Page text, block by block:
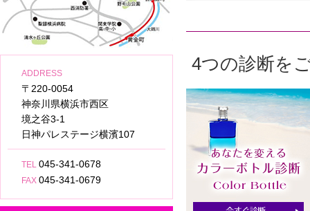
ADDRESS
〒220-0054
神奈川県横浜市西区
境之谷3-1
日神パレステージ横濱107
TEL 045-341-0678
FAX 045-341-0679
4つの診断を